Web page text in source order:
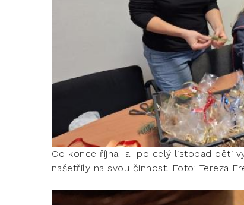
Od konce října a po celý listopad děti
našetřily na svou činnost. Foto: Tereza